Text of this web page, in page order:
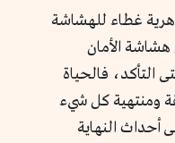
غطاء للهشاشة
الأمان
التأكد، فالحياة
ومنتهية كل شيء
النهاية